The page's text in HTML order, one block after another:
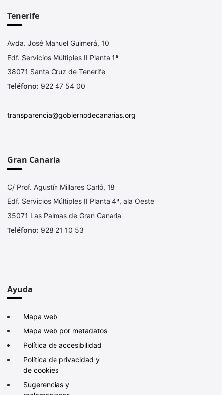
Tenerife
Avda. José Manuel Guimerá, 10
Edf. Servicios Múltiples II Planta 1ª
38071 Santa Cruz de Tenerife
Teléfono: 922 47 54 00
transparencia@gobiernodecanarias.org
Gran Canaria
C/ Prof. Agustín Millares Carló, 18
Edf. Servicios Múltiples II Planta 4ª, ala Oeste
35071 Las Palmas de Gran Canaria
Teléfono: 928 21 10 53
Ayuda
Mapa web
Mapa web por metadatos
Política de accesibilidad
Política de privacidad y
de cookies
Sugerencias y